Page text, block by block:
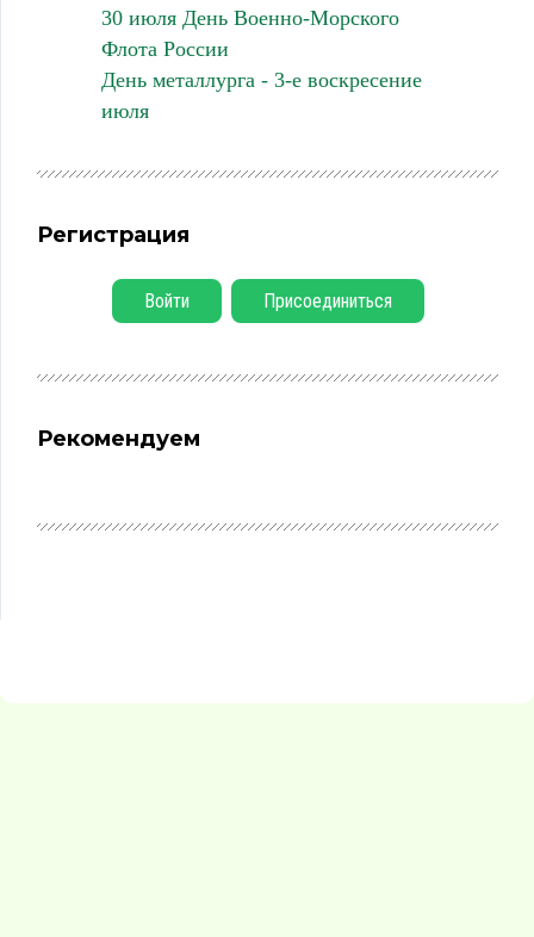
30 июля День Военно-Морского
Флота России
День металлурга - 3-е воскресение
июля
Регистрация
Войти Присоединиться
Рекомендуем